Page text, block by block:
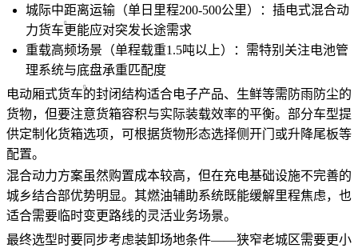
城际中距离运输（单日里程200-500公里）： 插电式混合动
力货车更能应对突发长途需求
重载高频场景（单程载重1.5吨以上）：需特别关注电池管
理系统与底盘承重匹配度
电动厢式货车的封闭结构适合电子产品、生鲜等需防雨防尘的
货物，但要注意货箱容积与实际装载效率的平衡。部分车型提
供定制化货箱选项，可根据货物形态选择侧开门或升降尾板等
配置。
混合动力方案虽然购置成本较高，但在充电基础设施不完善的
城乡结合部优势明显。其燃油辅助系统既能缓解里程焦虑，也
适合需要临时变更路线的灵活业务场景。
最终选型时要同步考虑装卸场地条件——狭窄老城区需要更小